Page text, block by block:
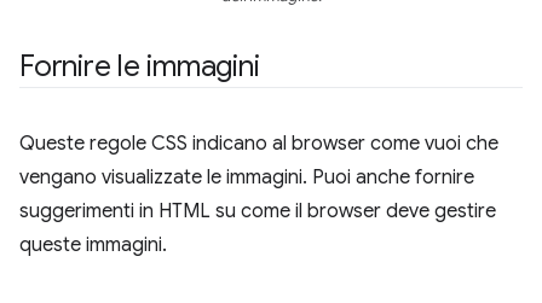
Fornire le immagini
Queste regole CSS indicano al browser come vuoi che
vengano visualizzate le immagini. Puoi anche fornire
suggerimenti in HTML su come il browser deve gestire
queste immagini.